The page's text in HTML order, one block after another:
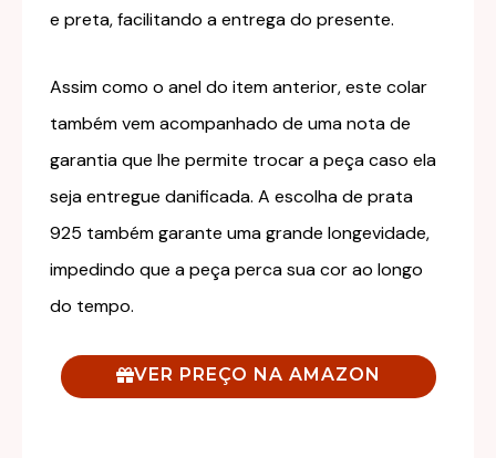
e preta, facilitando a entrega do presente.
Assim como o anel do item anterior, este colar
também vem acompanhado de uma nota de
garantia que lhe permite trocar a peça caso ela
seja entregue danificada. A escolha de prata
925 também garante uma grande longevidade,
impedindo que a peça perca sua cor ao longo
do tempo.
VER PREÇO NA AMAZON